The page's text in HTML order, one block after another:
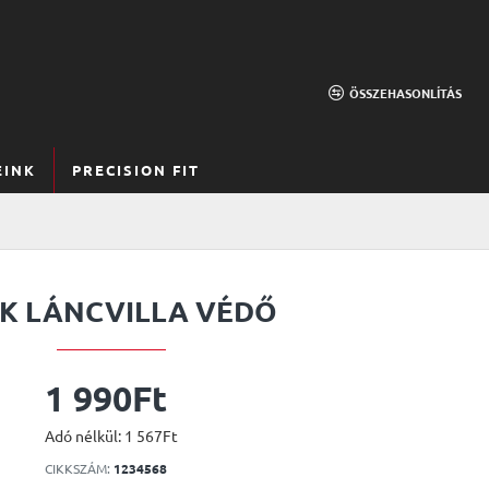
ÖSSZEHASONLÍTÁS
PRECISION FIT
LÁNCVILLA VÉDŐ
1 990Ft
Adó nélkül: 1 567Ft
CIKKSZÁM: 1234568